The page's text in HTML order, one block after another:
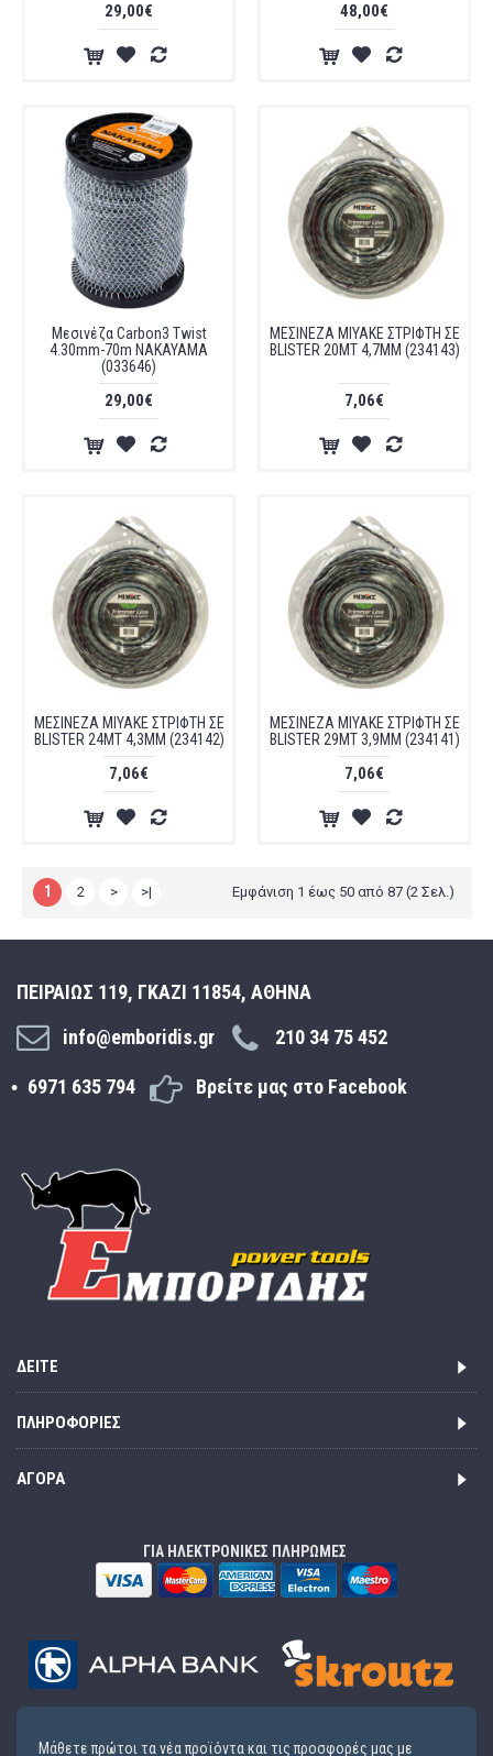
29,00€ 48,00€
Μεσινέζα Carbon3 Twist
4.30mm-70m NAKAYAMA
(033646)
29,00€
ΜΕΣΙΝΕΖΑ MIYAKE ΣΤΡΙΦΤΗ ΣΕ
BLISTER 20ΜΤ 4,7MM (234143)
7,06€
ΜΕΣΙΝΕΖΑ MIYAKE ΣΤΡΙΦΤΗ ΣΕ
BLISTER 24ΜΤ 4,3MM (234142)
7,06€
ΜΕΣΙΝΕΖΑ MIYAKE ΣΤΡΙΦΤΗ ΣΕ
BLISTER 29ΜΤ 3,9MM (234141)
7,06€
1 2 > >| Εμφάνιση 1 έως 50 από 87 (2 Σελ.)
ΠΕΙΡΑΙΩΣ 119, ΓΚΑΖΙ 11854, ΑΘΗΝΑ
info@emboridis.gr
210 34 75 452
6971 635 794 Βρείτε μας στο Facebook
ΔΕΊΤΕ
ΠΛΗΡΟΦΟΡΊΕΣ
ΑΓΟΡΆ
ΓΙΑ ΗΛΕΚΤΡΟΝΙΚΕΣ ΠΛΗΡΩΜΕΣ
Μάθετε πρώτοι τα νέα προϊόντα και τις προσφορές μας με